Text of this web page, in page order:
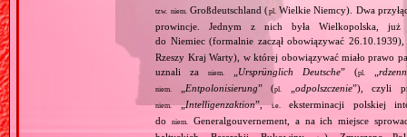
tzw. niem. Großdeutschland (pl. Wielkie Niemcy). Dwa
prowincje. Jednym z nich była Wielkopolska, już
do Niemiec (formalnie zaczął obowiązywać
Rzeszy Kraj Warty), w której obowiązywać miało prawo
uznali zaniem. Ursprünglich Deutsche” (pl.
niem. Entpolonisierung” (pl. odpolszczenie”), czyli
niem.„Intelligenzaktion”,i.e.
eksterminacji polskiej
doniem.
Generalgouvernement, a na ich miejsce